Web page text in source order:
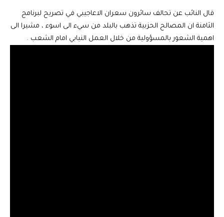
قال النائب عن تحالف سائرون سعران الاعاجيبي في تصريح لبرنامج
الثامنة ان المصالح الحزبية تذهب بالبلد من سيء الى اسوء ، مشيرا الى
اهمية الشعور بالمسؤولية من خلال العمل النيابي امام الشعب .